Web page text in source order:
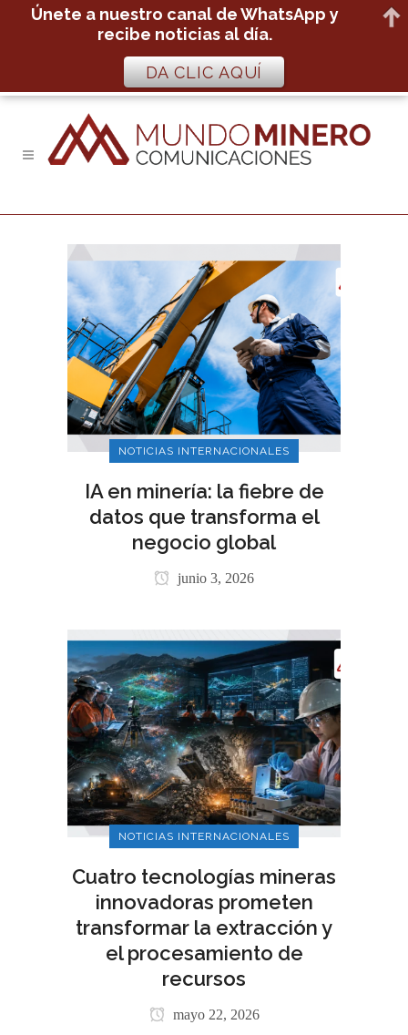
NOTICIAS INTERNACIONALES
IA en minería: la fiebre de
datos que transforma el
negocio global
junio 3, 2026
NOTICIAS INTERNACIONALES
Cuatro tecnologías mineras
innovadoras prometen
transformar la extracción y
el procesamiento de
recursos
mayo 22, 2026
Únete a nuestro canal de WhatsApp y
recibe noticias al día.
DA CLIC AQUÍ